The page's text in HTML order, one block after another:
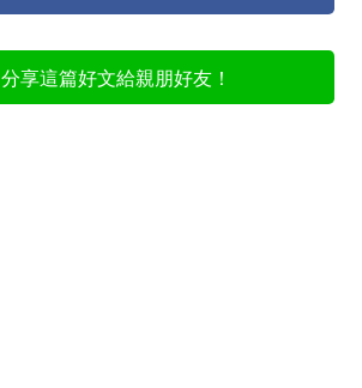
分享這篇好文給親朋好友！